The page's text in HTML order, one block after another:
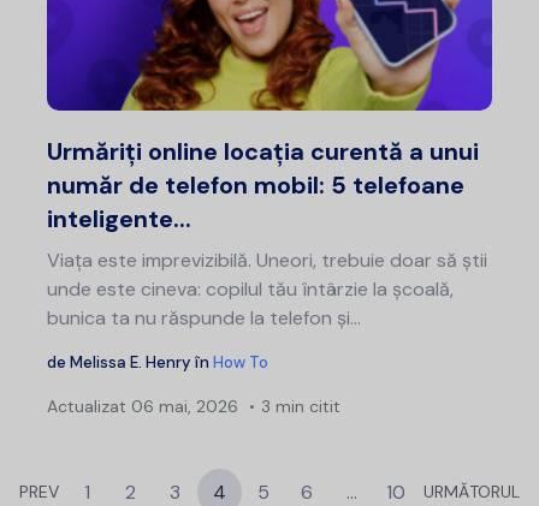
Urmăriți online locația curentă a unui
număr de telefon mobil: 5 telefoane
inteligente...
Viața este imprevizibilă. Uneori, trebuie doar să știi
unde este cineva: copilul tău întârzie la școală,
bunica ta nu răspunde la telefon și...
de Melissa E. Henry în How To
Actualizat 06 mai, 2026 3 min citit
PREV 1 2 3 4 5 6 … 10 URMĂTORUL